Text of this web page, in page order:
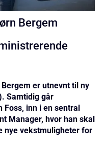
Bergem
er utnevnt til ny
Samtidig går
Foss, inn i en sentral
Manager, hvor han skal
nye vekstmuligheter for